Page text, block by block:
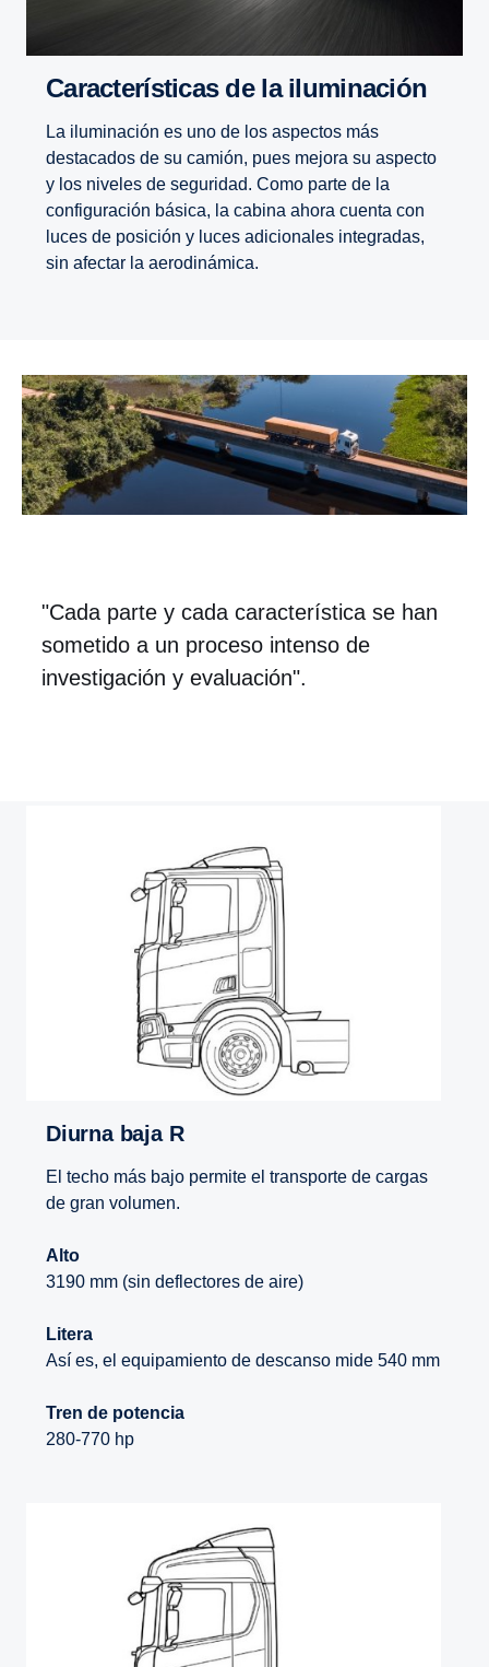
Características de la iluminación
La iluminación es uno de los aspectos más
destacados de su camión, pues mejora su aspecto
y los niveles de seguridad. Como parte de la
configuración básica, la cabina ahora cuenta con
luces de posición y luces adicionales integradas,
sin afectar la aerodinámica.
"Cada parte y cada característica se han
sometido a un proceso intenso de
investigación y evaluación".
Diurna baja R
El techo más bajo permite el transporte de cargas
de gran volumen.
Alto
3190 mm (sin deflectores de aire)
Litera
Así es, el equipamiento de descanso mide 540 mm
Tren de potencia
280-770 hp